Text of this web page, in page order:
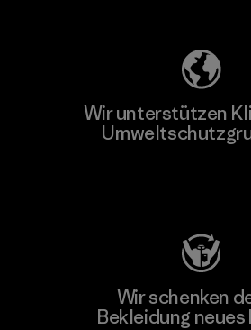
Wir unterstützen
Wir schenken
Bekleidung neues